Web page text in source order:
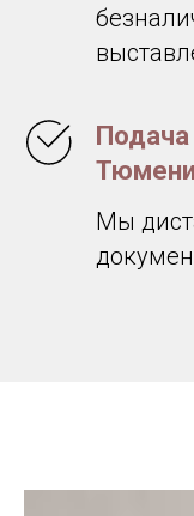
Тюмени
Мы